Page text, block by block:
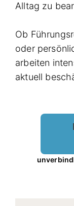
Alltag zu
Ob
oder
arbeiten
aktuell